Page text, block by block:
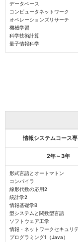
データベース
コンピュータネットワーク
オペレーションズリサーチ
機械学習
科学技術計算
量子情報科学
情報システムコース
2年～3年
形式言語とオートマトン
コンパイラ
線形代数の応用2
統計学2
情報基礎学B
型システムと関数型言語
ソフトウェア工学
情報・ネットワークセキュリ
プログラミング1（Java）